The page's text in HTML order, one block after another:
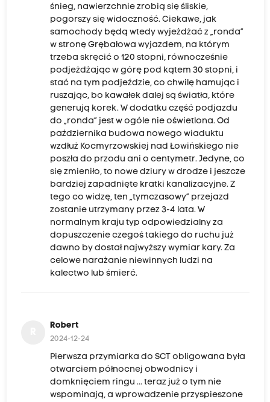
śnieg, nawierzchnie zrobią się śliskie,
pogorszy się widoczność. Ciekawe, jak
samochody będą wtedy wyjeżdżać z „ronda”
w stronę Grębałowa wyjazdem, na którym
trzeba skręcić o 120 stopni, równocześnie
podjeżdżając w górę pod kątem 30 stopni, i
stać na tym podjeździe, co chwilę hamując i
ruszając, bo kawałek dalej są światła, które
generują korek. W dodatku część podjazdu
do „ronda” jest w ogóle nie oświetlona. Od
października budowa nowego wiaduktu
wzdłuż Kocmyrzowskiej nad Łowińskiego nie
poszła do przodu ani o centymetr. Jedyne, co
się zmieniło, to nowe dziury w drodze i jeszcze
bardziej zapadnięte kratki kanalizacyjne. Z
tego co widzę, ten „tymczasowy” przejazd
zostanie utrzymany przez 3-4 lata. W
normalnym kraju typ odpowiedzialny za
dopuszczenie czegoś takiego do ruchu już
dawno by dostał najwyższy wymiar kary. Za
celowe narażanie niewinnych ludzi na
kalectwo lub śmierć.
Robert
2024-12-24
Pierwsza przymiarka do SCT obligowana była
otwarciem północnej obwodnicy i
domknięciem ringu ... teraz już o tym nie
wspominają, a wprowadzenie przyspieszone